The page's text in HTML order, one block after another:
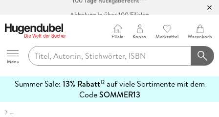
Abholung in über 100 Filialen
Hugendubel
Menu
Filiale Konto Merkzettel Warenkorb
Summer Sale: 13% Rabatt12auf viele Sortimente mit dem
CodeSOMMER13
erfahren
…